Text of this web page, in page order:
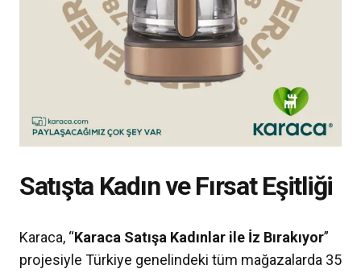
Satışta Kadın ve Fırsat Eşitliği
Karaca, “Karaca Satışa Kadınlar ile İz Bırakıyor”
projesiyle Türkiye genelindeki tüm mağazalarda 35